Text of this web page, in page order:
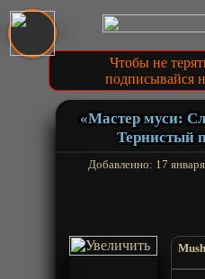
Чтобы не
подписывайся
«Мастер муси:
Тернистый
Добавленно: 17